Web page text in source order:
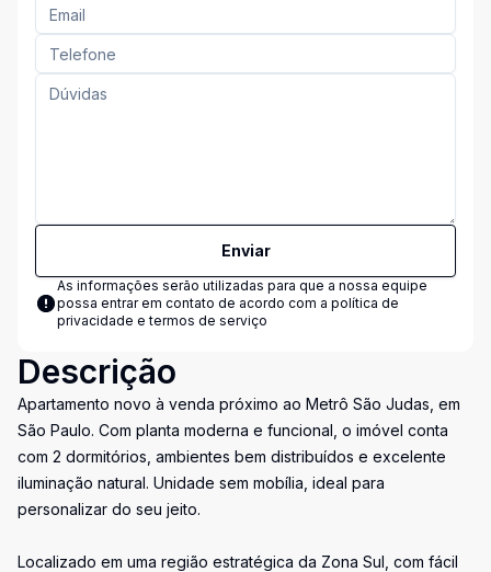
Enviar
As informações serão utilizadas para que a nossa equipe
possa entrar em contato de acordo com a política de
privacidade e termos de serviço
Descrição
Apartamento novo à venda próximo ao Metrô São Judas, em
São Paulo. Com planta moderna e funcional, o imóvel conta
com 2 dormitórios, ambientes bem distribuídos e excelente
iluminação natural. Unidade sem mobília, ideal para
personalizar do seu jeito.
Localizado em uma região estratégica da Zona Sul, com fácil